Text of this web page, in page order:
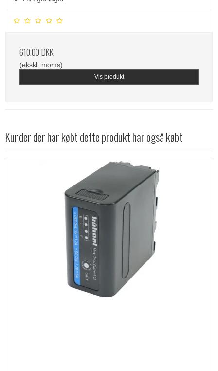
610,00 DKK
(ekskl. moms)
Vis produkt
Kunder der har købt dette produkt har også købt